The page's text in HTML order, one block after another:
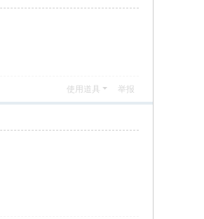
使用道具 举报